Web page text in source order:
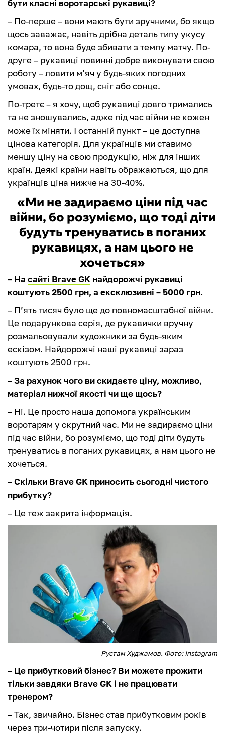
бути класні воротарські рукавиці?
– По-перше – вони мають бути зручними, бо якщо
щось заважає, навіть дрібна деталь типу укусу
комара, то вона буде збивати з темпу матчу. По-
друге – рукавиці повинні добре виконувати свою
роботу – ловити м’яч у будь-яких погодних
умовах, будь-то дощ, сніг або сонце.
По-третє – я хочу, щоб рукавиці довго тримались
та не зношувались, адже під час війни не кожен
може їх міняти. І останній пункт – це доступна
цінова категорія. Для українців ми ставимо
меншу ціну на свою продукцію, ніж для інших
країн. Деякі країни навіть ображаються, що для
українців ціна нижче на 30-40%.
«Ми не задираємо ціни під час
війни, бо розуміємо, що тоді діти
будуть тренуватись в поганих
рукавицях, а нам цього не
хочеться»
– На сайті Brave GK найдорожчі рукавиці
коштують 2500 грн, а ексклюзивні – 5000 грн.
– П’ять тисяч було ще до повномасштабної війни.
Це подарункова серія, де рукавички вручну
розмальовували художники за будь-яким
ескізом. Найдорожчі наші рукавиці зараз
коштують 2500 грн.
– За рахунок чого ви скидаєте ціну, можливо,
матеріал нижчої якості чи ще щось?
– Ні. Це просто наша допомога українським
воротарям у скрутний час. Ми не задираємо ціни
під час війни, бо розуміємо, що тоді діти будуть
тренуватись в поганих рукавицях, а нам цього не
хочеться.
– Скільки Brave GK приносить сьогодні чистого
прибутку?
– Це теж закрита інформація.
Рустам Худжамов. Фото: Instagram
– Це прибутковий бізнес? Ви можете прожити
тільки завдяки Brave GK і не працювати
тренером?
– Так, звичайно. Бізнес став прибутковим років
через три-чотири після запуску.